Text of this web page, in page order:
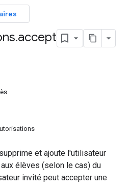
.accept
et ajoute l'utilisateur
élèves (selon le cas) du
invité peut accepter une